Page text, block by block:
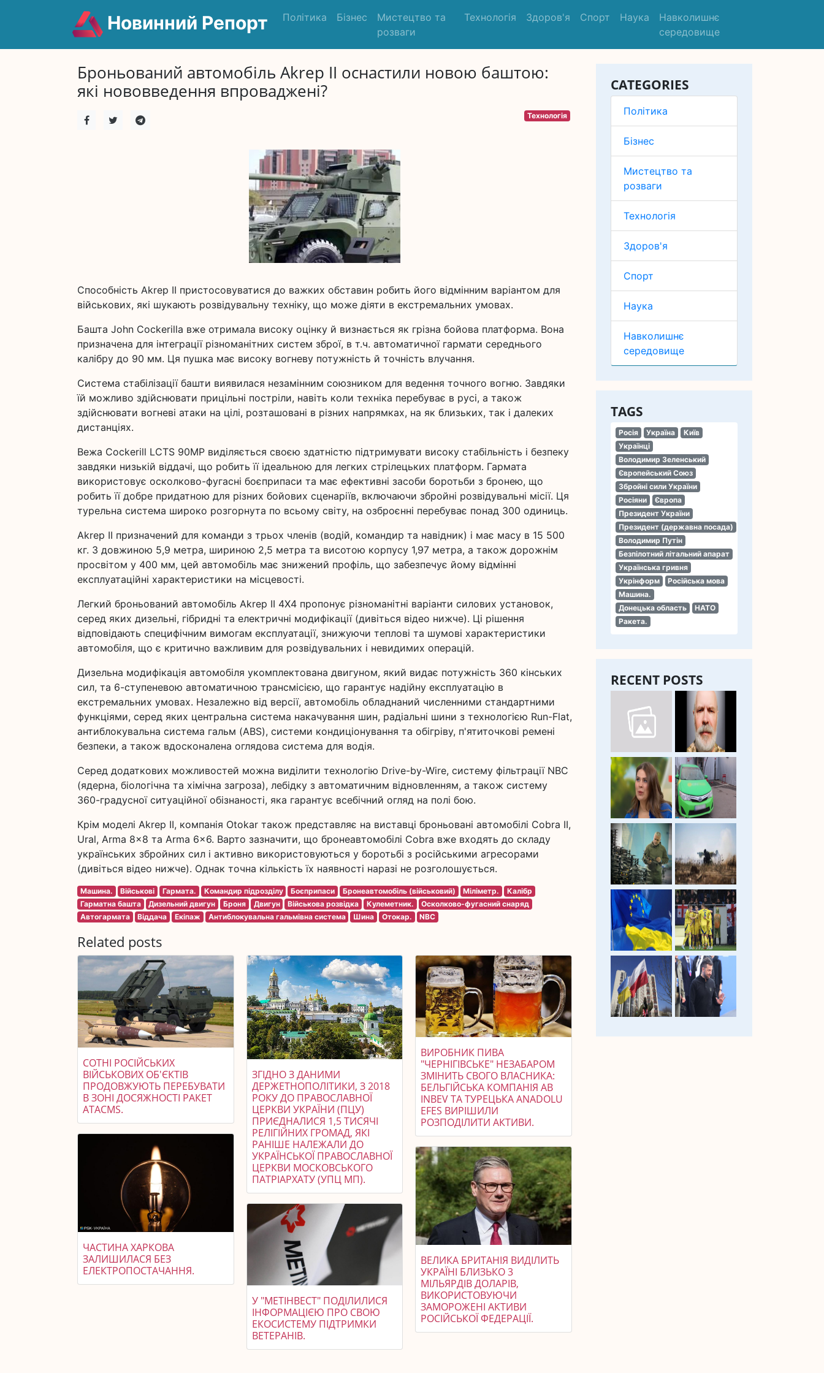
Новинний Репорт Політика Бізнес
Мистецтво та
розваги
Технологія Здоров'я Спорт Наука
Навколишнє
середовище
CATEGORIES
Політика
Бізнес
Мистецтво та
розваги
Технологія
Здоров'я
Спорт
Наука
Навколишнє
середовище
TAGS
Росія Україна
Київ
Українці
Володимир Зеленський
Європейський Союз
Збройні сили України
Росіяни
Європа
Президент України
Президент (державна посада)
Володимир Путін
Безпілотний літальний апарат
Українська гривня
Укрінформ
Російська мова
Машина.
Донецька область
НАТО
Ракета.
RECENT POSTS
Броньований автомобіль Akrep II оснастили новою баштою:
які нововведення впроваджені?
Технологія
Способність Akrep II пристосовуватися до важких обставин робить його відмінним варіантом для
військових, які шукають розвідувальну техніку, що може діяти в екстремальних умовах.
Башта John Cockerilla вже отримала високу оцінку й визнається як грізна бойова платформа. Вона
призначена для інтеграції різноманітних систем зброї, в т.ч. автоматичної гармати середнього
калібру до 90 мм. Ця пушка має високу вогневу потужність й точність влучання.
Система стабілізації башти виявилася незамінним союзником для ведення точного вогню. Завдяки
їй можливо здійснювати прицільні постріли, навіть коли техніка перебуває в русі, а також
здійснювати вогневі атаки на цілі, розташовані в різних напрямках, на як близьких, так і далеких
дистанціях.
Вежа Cockerill LCTS 90MP виділяється своєю здатністю підтримувати високу стабільність і безпеку
завдяки низькій віддачі, що робить її ідеальною для легких стрілецьких платформ. Гармата
використовує осколково-фугасні боєприпаси та має ефективні засоби боротьби з бронею, що
робить її добре придатною для різних бойових сценаріїв, включаючи збройні розвідувальні місії. Ця
турельна система широко розгорнута по всьому світу, на озброєнні перебуває понад 300 одиниць.
Akrep II призначений для команди з трьох членів (водій, командир та навідник) і має масу в 15 500
кг. З довжиною 5,9 метра, шириною 2,5 метра та висотою корпусу 1,97 метра, а також дорожнім
просвітом у 400 мм, цей автомобіль має знижений профіль, що забезпечує йому відмінні
експлуатаційні характеристики на місцевості.
Легкий броньований автомобіль Akrep II 4X4 пропонує різноманітні варіанти силових установок,
серед яких дизельні, гібридні та електричні модифікації (дивіться відео нижче). Ці рішення
відповідають специфічним вимогам експлуатації, знижуючи теплові та шумові характеристики
автомобіля, що є критично важливим для розвідувальних і невидимих операцій.
Дизельна модифікація автомобіля укомплектована двигуном, який видає потужність 360 кінських
сил, та 6-ступеневою автоматичною трансмісією, що гарантує надійну експлуатацію в
екстремальних умовах. Незалежно від версії, автомобіль обладнаний численними стандартними
функціями, серед яких центральна система накачування шин, радіальні шини з технологією Run-Flat,
антиблокувальна система гальм (ABS), системи кондиціонування та обігріву, п'ятиточкові ремені
безпеки, а також вдосконалена оглядова система для водія.
Серед додаткових можливостей можна виділити технологію Drive-by-Wire, систему фільтрації NBC
(ядерна, біологічна та хімічна загроза), лебідку з автоматичним відновленням, а також систему
360-градусної ситуаційної обізнаності, яка гарантує всебічний огляд на полі бою.
Крім моделі Akrep II, компанія Otokar також представляє на виставці броньовані автомобілі Cobra II,
Ural, Arma 8x8 та Arma 6x6. Варто зазначити, що бронеавтомобілі Cobra вже входять до складу
українських збройних сил і активно використовуються у боротьбі з російськими агресорами
(дивіться відео нижче). Однак точна кількість їх наявності наразі не розголошується.
Машина. Військові Гармата. Командир підрозділу Боєприпаси Бронеавтомобіль (військовий) Міліметр.
Калібр
Гарматна башта
Дизельний двигун Броня Двигун Військова розвідка Кулеметник.
Осколково-фугасний снаряд
Автогармата
Віддача Екіпаж Антиблокувальна гальмівна система Шина Отокар. NBC
Related posts
СОТНІ РОСІЙСЬКИХ
ВІЙСЬКОВИХ ОБ'ЄКТІВ
ПРОДОВЖУЮТЬ ПЕРЕБУВАТИ
В ЗОНІ ДОСЯЖНОСТІ РАКЕТ
ATACMS.
ЧАСТИНА ХАРКОВА
ЗАЛИШИЛАСЯ БЕЗ
ЕЛЕКТРОПОСТАЧАННЯ.
ЗГІДНО З ДАНИМИ
ДЕРЖЕТНОПОЛІТИКИ, З 2018
РОКУ ДО ПРАВОСЛАВНОЇ
ЦЕРКВИ УКРАЇНИ (ПЦУ)
ПРИЄДНАЛИСЯ 1,5 ТИСЯЧІ
РЕЛІГІЙНИХ ГРОМАД, ЯКІ
РАНІШЕ НАЛЕЖАЛИ ДО
УКРАЇНСЬКОЇ ПРАВОСЛАВНОЇ
ЦЕРКВИ МОСКОВСЬКОГО
ПАТРІАРХАТУ (УПЦ МП).
У "МЕТІНВЕСТ" ПОДІЛИЛИСЯ
ІНФОРМАЦІЄЮ ПРО СВОЮ
ЕКОСИСТЕМУ ПІДТРИМКИ
ВЕТЕРАНІВ.
ВИРОБНИК ПИВА
"ЧЕРНІГІВСЬКЕ" НЕЗАБАРОМ
ЗМІНИТЬ СВОГО ВЛАСНИКА:
БЕЛЬГІЙСЬКА КОМПАНІЯ AB
INBEV ТА ТУРЕЦЬКА ANADOLU
EFES ВИРІШИЛИ
РОЗПОДІЛИТИ АКТИВИ.
ВЕЛИКА БРИТАНІЯ ВИДІЛИТЬ
УКРАЇНІ БЛИЗЬКО 3
МІЛЬЯРДІВ ДОЛАРІВ,
ВИКОРИСТОВУЮЧИ
ЗАМОРОЖЕНІ АКТИВИ
РОСІЙСЬКОЇ ФЕДЕРАЦІЇ.